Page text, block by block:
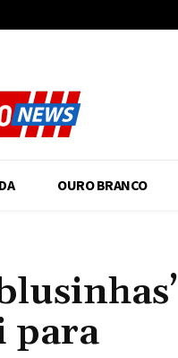
OURO BRANCO
para